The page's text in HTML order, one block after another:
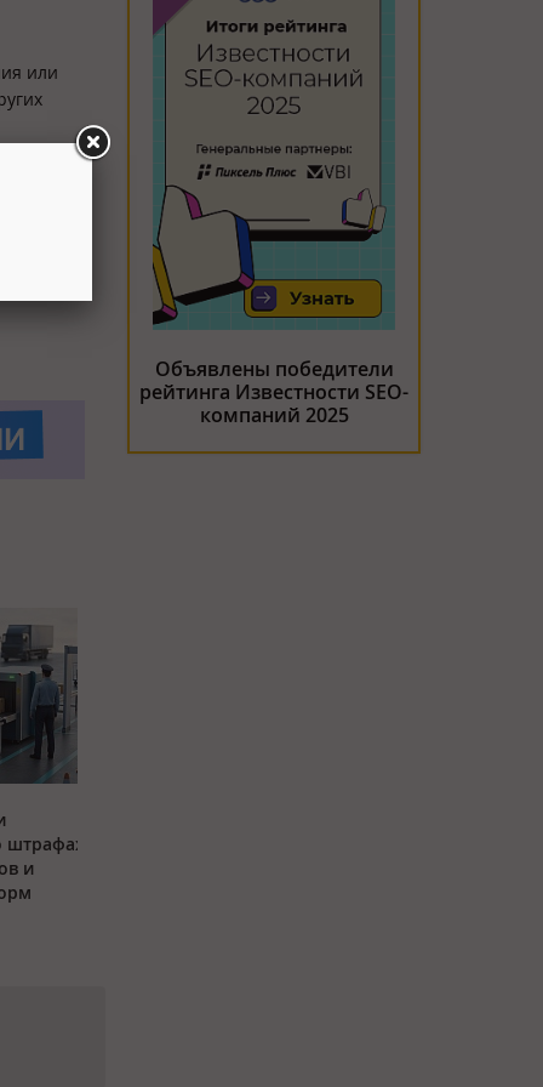
или
штрафах
и
Объявлены победители
рейтинга Известности SEO-
компаний 2025